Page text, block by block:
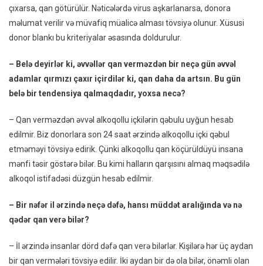
çıxarsa, qan götürülür. Nəticələrdə virus aşkarlanarsa, donora
məlumat verilir və müvafiq müalicə alması tövsiyə olunur. Xüsusi
donor blankı bu kriteriyalar əsasında doldurulur.
– Belə deyirlər ki, əvvəllər qan verməzdən bir neçə gün əvvəl
adamlar qırmızı çaxır içirdilər ki, qan daha da artsın. Bu gün
belə bir tendensiya qalmaqdadır, yoxsa necə?
– Qan verməzdən əvvəl alkoqollu içkilərin qəbulu uyğun hesab
edilmir. Biz donorlara son 24 saat ərzində alkoqollu içki qəbul
etməməyi tövsiyə edirik. Çünki alkoqollu qan köçürüldüyü insana
mənfi təsir göstərə bilər. Bu kimi halların qarşısını almaq məqsədilə
alkoqol istifadəsi düzgün hesab edilmir.
– Bir nəfər il ərzində neçə dəfə, hansı müddət aralığında və nə
qədər qan verə bilər?
– İl ərzində insanlar dörd dəfə qan verə bilərlər. Kişilərə hər üç aydan
bir qan vermələri tövsiyə edilir. İki aydan bir də ola bilər, önəmli olan